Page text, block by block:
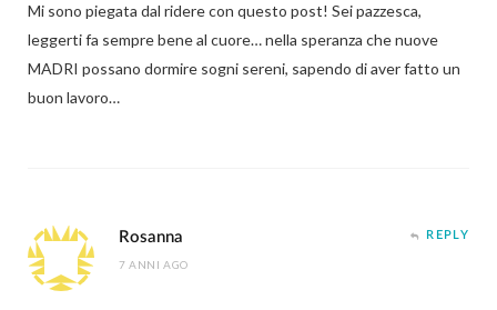
Mi sono piegata dal ridere con questo post! Sei pazzesca,
leggerti fa sempre bene al cuore… nella speranza che nuove
MADRI possano dormire sogni sereni, sapendo di aver fatto un
buon lavoro…
Rosanna
7 ANNI AGO
REPLY